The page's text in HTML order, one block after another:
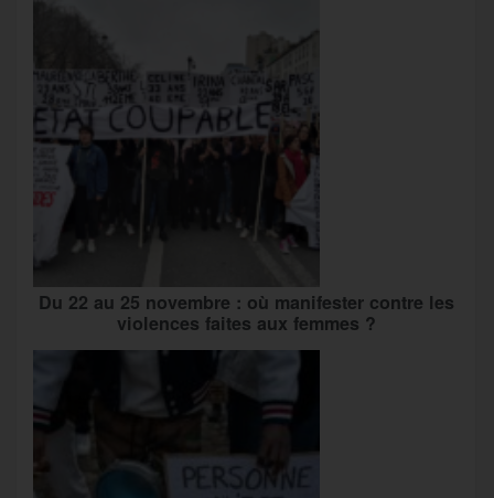
Du 22 au 25 novembre : où manifester contre les
violences faites aux femmes ?